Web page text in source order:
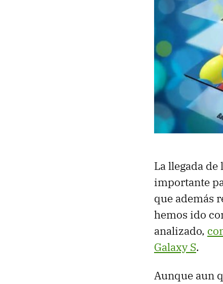
La llegada
importante
que además
hemos ido
analizado,
Galaxy S.
Aunque aun